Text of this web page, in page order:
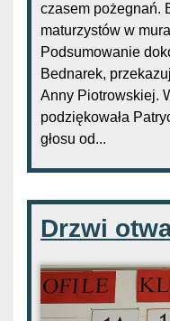
czasem pożegnań.
maturzystów w
Podsumowanie
Bednarek,
Anny Piotrowskiej.
podziękowała
głosu od...
Drzwi